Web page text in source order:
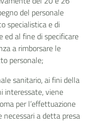
del personale
specialistica e di
al fine di specificare
a rimborsare le
personale;
sanitario, ai fini della
interessate, viene
per l’effettuazione
a detta presa